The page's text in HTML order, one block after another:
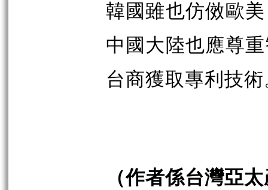
韓國雖也仿傚歐
中國大陸也應尊
台商獲取專利技
（作者係台灣亞